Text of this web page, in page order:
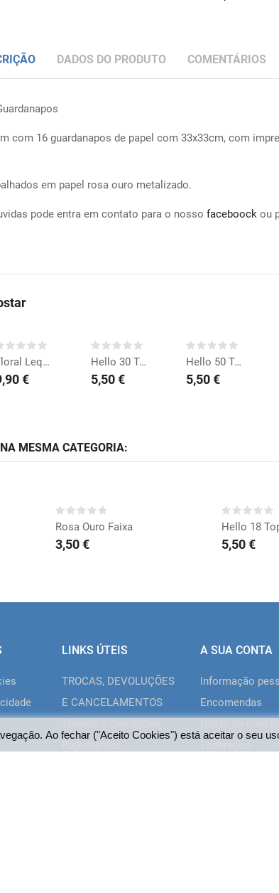
Ao fechar ("Aceito Cookies") está aceitar o seu
DADOS DO PRODUTO COMENTÁRIOS
com 16 guardanapos de papel com 33x33cm, com
em papel rosa ouro metalizado.
pode entra em contato para o nosso faceboock ou
Floral Leques
€
Hello 30 Topo de Bolo
5,50 €
Hello 50 Topo de Bolo
5,50 €
MESMA CATEGORIA:
Rosa Ouro Faixa
3,50 €
Hello 18
5,50 €
LINKS ÚTEIS
TROCAS, DEVOLUÇÕES
E CANCELAMENTOS
Pagamentos
A SUA CONTA
Informação
Encomendas